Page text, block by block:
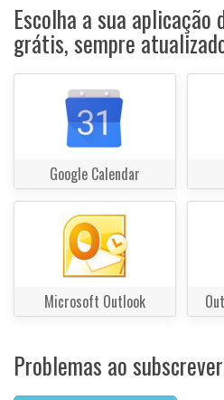
Escolha a sua aplicação
grátis, sempre
Google Calendar
Microsoft Outlook
Problemas ao